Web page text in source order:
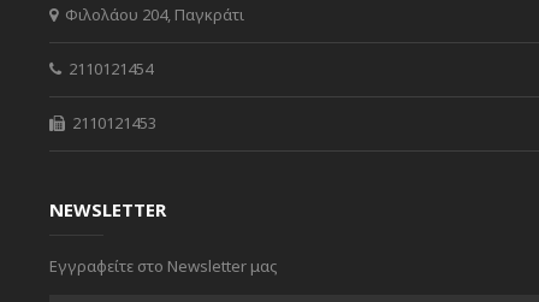
Φιλολάου 204, Παγκράτι
2110121454
2110121453
NEWSLETTER
Εγγραφείτε στο Newsletter μας